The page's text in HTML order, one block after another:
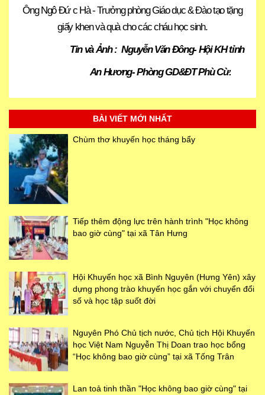
Ông Ngô Đứ c Hà - Trưởng phòng Giáo dục & Đào tạotặng
giấy khen và quà cho các cháu học sinh.
Tin và Ảnh : Nguyễn Văn Đông- Hội KH tỉnh
An Hương- Phòng GD&ĐT Phù Cừ.
BÀI VIẾT MỚI NHẤT
Chùm thơ khuyến học tháng bẩy
Tiếp thêm động lực trên hành trình "Học không
bao giờ cùng" tại xã Tân Hưng
Hội Khuyến học xã Bình Nguyên (Hưng Yên) xây
dựng phong trào khuyến học gắn với chuyển đổi
số và học tập suốt đời
Nguyên Phó Chủ tịch nước, Chủ tịch Hội Khuyến
học Việt Nam Nguyễn Thị Doan trao học bổng
“Học không bao giờ cùng” tại xã Tống Trân
Lan toả tinh thần "Học không bao giờ cùng" tại